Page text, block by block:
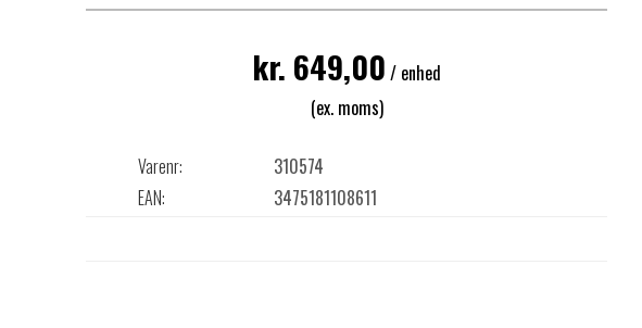
kr. 649,00 / enhed
(ex. moms)
Varenr:
310574
EAN:
3475181108611